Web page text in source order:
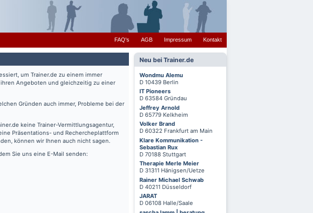
FAQ's AGB Impressum Kontakt
Neu bei Trainer.de
Wondmu Alemu
D 10439 Berlin
IT Pioneers
D 63584 Gründau
Jeffrey Arnold
D 65779 Kelkheim
Volker Brand
D 60322 Frankfurt am Main
Klare Kommunikation -
Sebastian Rux
D 70188 Stuttgart
Therapie Merle Meier
D 31311 Hänigsen/Uetze
Rainer Michael Schwab
D 40211 Düsseldorf
JARAT
D 06108 Halle/Saale
um Trainer.de zu einem immer
Angeboten und gleichzeitig zu einer
Gründen auch immer, Probleme bei der
keine Trainer-Vermittlungsagentur,
Präsentations- und Rechercheplattform
können wir Ihnen auch nicht sagen.
Sie uns eine E-Mail senden: